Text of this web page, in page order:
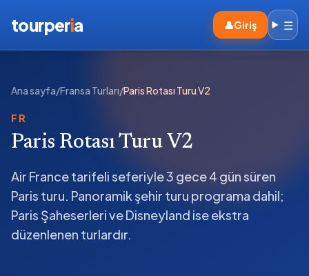
tourperia 👤Giriş ☰
Ana sayfa/Fransa Turları/Paris Rotası Turu V2
FR
Paris Rotası Turu V2
Air France tarifeli seferiyle 3 gece 4 gün süren
Paris turu. Panoramik şehir turu programa dahil;
Paris Şaheserleri ve Disneyland ise ekstra
düzenlenen turlardır.